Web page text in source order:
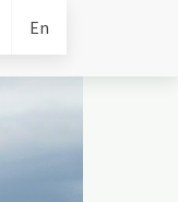
En